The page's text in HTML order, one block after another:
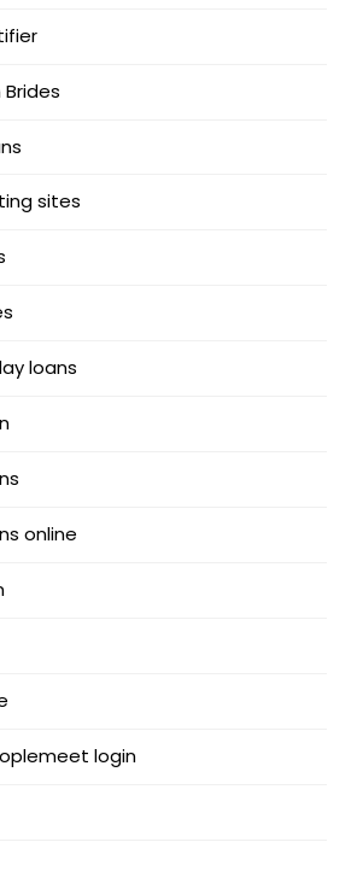
sites
loans
online
login